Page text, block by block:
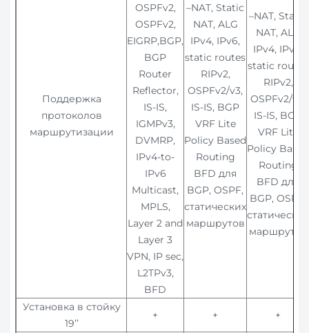
Поддержка
протоколов
маршрутизации
OSPFv2,
OSPFv2,
EIGRP,BGP,
BGP
Router
Reflector,
IS-IS,
IGMPv3,
DVMRP,
IPv4-to-
IPv6
Multicast,
MPLS,
Layer 2 and
Layer 3
VPN, IP sec,
L2TPv3,
BFD
–NAT, Static
NAT, ALG
IPv4, IPv6,
static routes
RIPv2,
OSPFv2/v3,
IS-IS, BGP
VRF Lite
Policy Based
Routing
BFD для
BGP, OSPF,
статических
маршрутов
–NAT, Static
NAT, ALG
IPv4, IPv6,
static routes
RIPv2,
OSPFv2/v3,
IS-IS, BGP
VRF Lite
Policy Based
Routing
BFD для
BGP, OSPF,
статических
маршрутов
Установка в стойку
19’’
+ + +